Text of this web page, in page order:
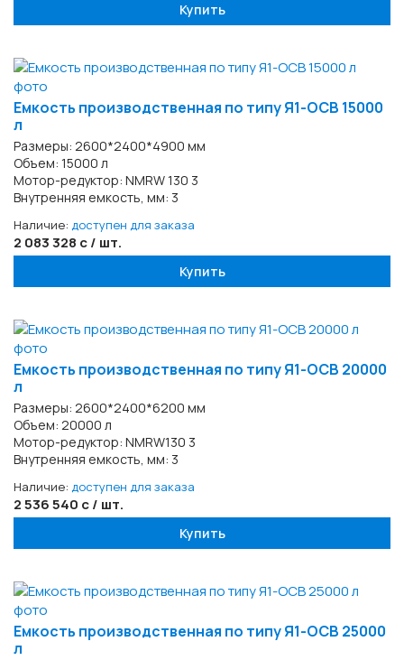
Купить
Емкость производственная по типу Я1-ОСВ 15000
л
Размеры: 2600*2400*4900 мм
Объем: 15000 л
Мотор-редуктор: NMRW 130 3
Внутренняя емкость, мм: 3
Наличие: доступен для заказа
2 083 328 с / шт.
Купить
Емкость производственная по типу Я1-ОСВ 20000
л
Размеры: 2600*2400*6200 мм
Объем: 20000 л
Мотор-редуктор: NMRW130 3
Внутренняя емкость, мм: 3
Наличие: доступен для заказа
2 536 540 с / шт.
Купить
Емкость производственная по типу Я1-ОСВ 25000
л